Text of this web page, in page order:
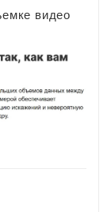
видео